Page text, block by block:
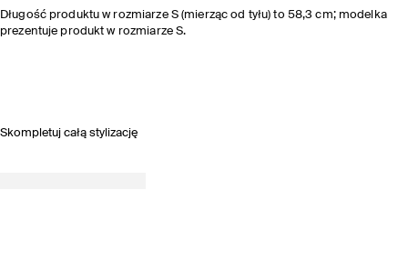
Długość produktu w rozmiarze S (mierząc od tyłu) to 58,3 cm; modelka
prezentuje produkt w rozmiarze S.
Skompletuj całą stylizację